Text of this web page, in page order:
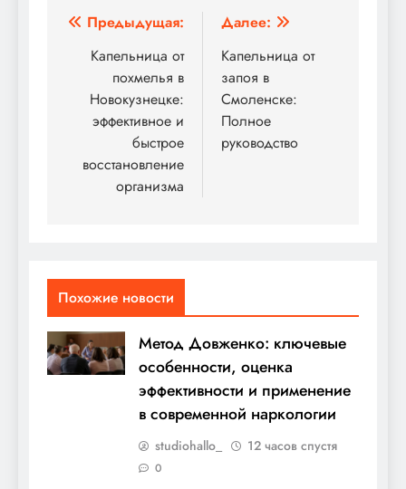
Навигация
записям
Предыдущая:
Капельница от
похмелья в
Новокузнецке:
эффективное и
быстрое
восстановление
организма
Далее:
Капельница от
запоя в
Смоленске:
Полное
руководство
Похожие новости
Метод Довженко: ключевые
особенности, оценка
эффективности и применение
в современной наркологии
studiohallo_ 12 часов спустя
0